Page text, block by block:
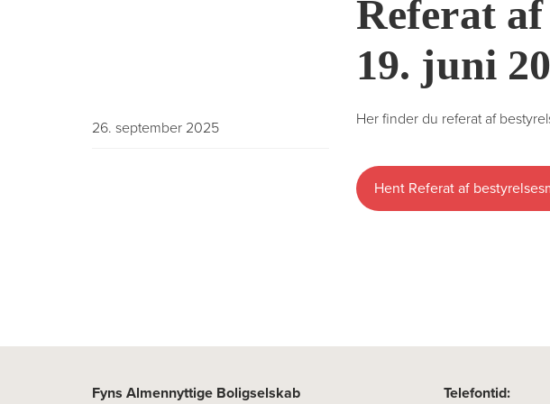
Referat af
19. juni
Her finder du referat af
Hent Referat af
26. september 2025
Fyns Almennyttige Boligselskab Telefontid: